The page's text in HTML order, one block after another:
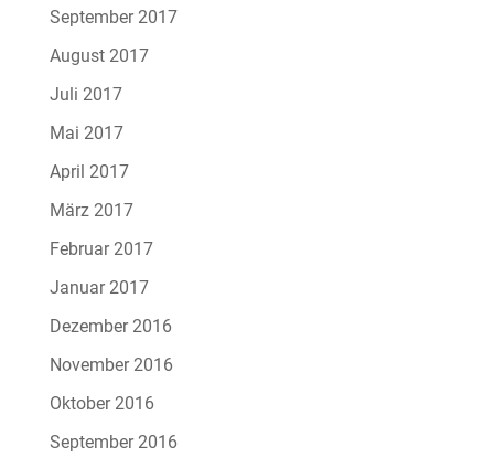
September 2017
August 2017
Juli 2017
Mai 2017
April 2017
März 2017
Februar 2017
Januar 2017
Dezember 2016
November 2016
Oktober 2016
September 2016